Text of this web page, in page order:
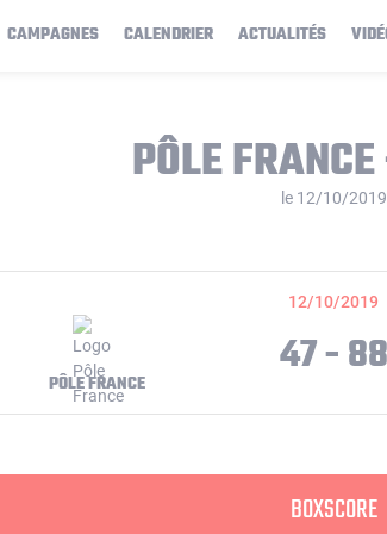
CAMPAGNES CALENDRIER ACTUALITÉS
PÔLE
le 12/10/2019
12/10/2019
PÔLE FRANCE 47 - 88
BOXSCORE